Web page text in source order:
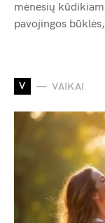
mėnesių
pavojingos
V VAIKAI